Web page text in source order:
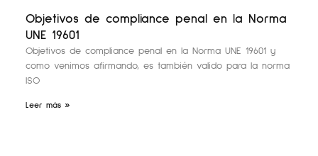
Objetivos de compliance penal en la Norma
UNE 19601
Objetivos de compliance penal en la Norma UNE 19601 y
como venimos afirmando, es también valido para la norma
ISO
Leer más »